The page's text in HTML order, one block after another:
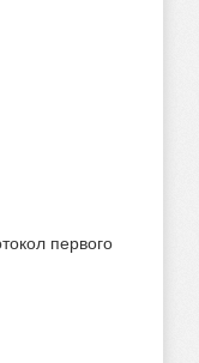
первого